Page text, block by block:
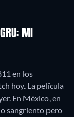
MI
en los
hoy. La película
En México, en
sangriento pero